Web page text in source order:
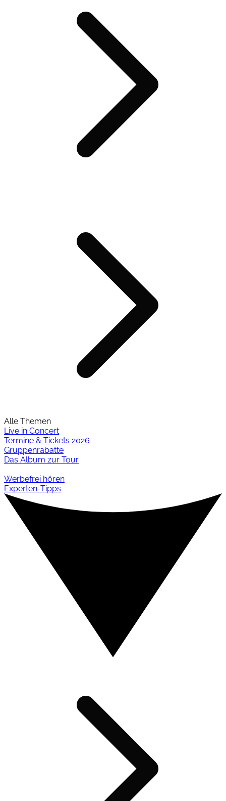
Alle Themen
Live in Concert
Termine & Tickets 2026
Gruppenrabatte
Das Album zur Tour
Werbefrei hören
Experten-Tipps